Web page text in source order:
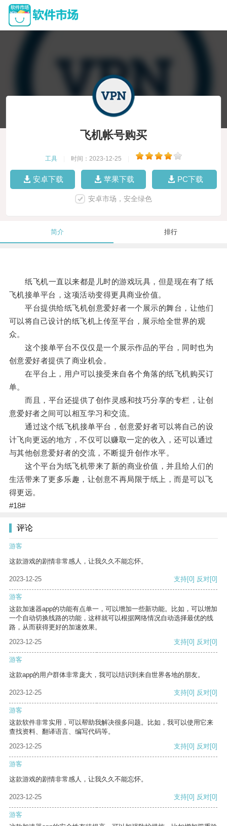
飞机帐号购买
工具 时间：2023-12-25
安卓下载 苹果下载 PC下载
安卓市场，安全绿色
简介 排行
纸飞机一直以来都是儿时的游戏玩具，但是现在有了纸
飞机接单平台，这项活动变得更具商业价值。
平台提供给纸飞机创意爱好者一个展示的舞台，让他们
可以将自己设计的纸飞机上传至平台，展示给全世界的观
众。
这个接单平台不仅仅是一个展示作品的平台，同时也为
创意爱好者提供了商业机会。
在平台上，用户可以接受来自各个角落的纸飞机购买订
单。
而且，平台还提供了创作灵感和技巧分享的专栏，让创
意爱好者之间可以相互学习和交流。
通过这个纸飞机接单平台，创意爱好者可以将自己的设
计飞向更远的地方，不仅可以赚取一定的收入，还可以通过
与其他创意爱好者的交流，不断提升创作水平。
这个平台为纸飞机带来了新的商业价值，并且给人们的
生活带来了更多乐趣，让创意不再局限于纸上，而是可以飞
得更远。
#18#
评论
游客
这款游戏的剧情非常感人，让我久久不能忘怀。
2023-12-25 支持[0] 反对[0]
游客
这款加速器app的功能有点单一，可以增加一些新功能。比如，可以增加
一个自动切换线路的功能，这样就可以根据网络情况自动选择最优的线
路，从而获得更好的加速效果。
2023-12-25
支持[0] 反对[0]
游客
这款app的用户群体非常庞大，我可以结识到来自世界各地的朋友。
2023-12-25 支持[0] 反对[0]
游客
这款软件非常实用，可以帮助我解决很多问题。比如，我可以使用它来
查找资料、翻译语言、编写代码等。
2023-12-25
支持[0] 反对[0]
游客
这款游戏的剧情非常感人，让我久久不能忘怀。
2023-12-25 支持[0] 反对[0]
游客